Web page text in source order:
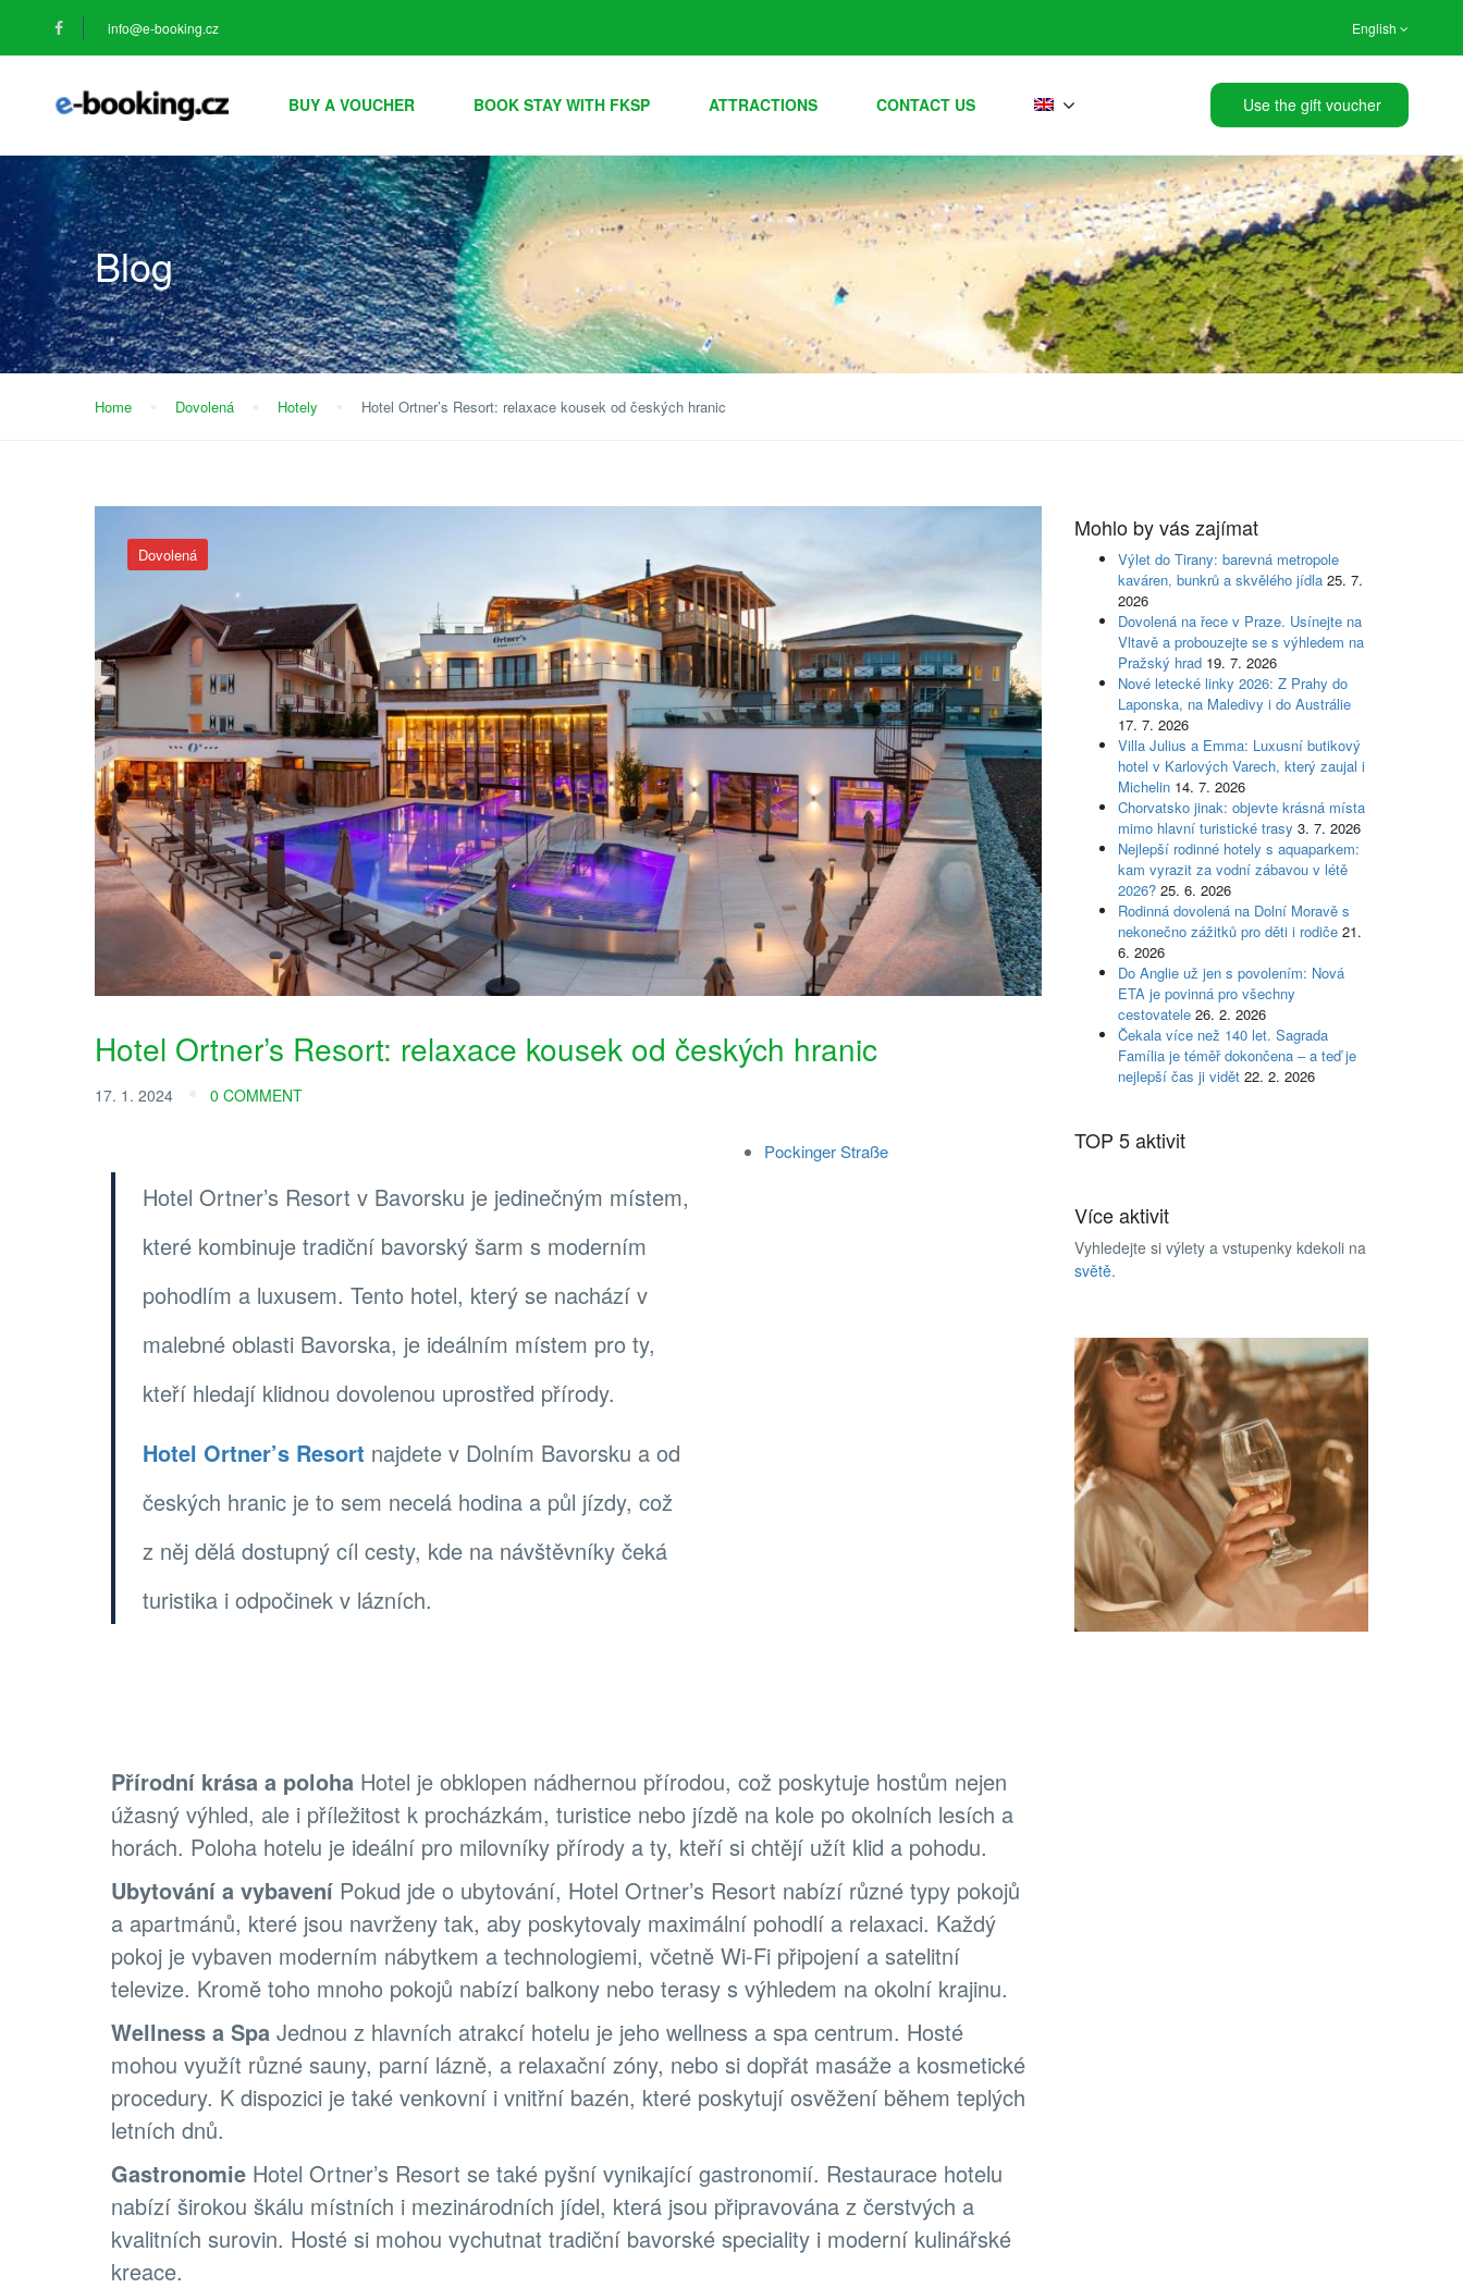
info@e-booking.cz English
BUY A VOUCHER BOOK STAY WITH FKSP ATTRACTIONS CONTACT US Use the gift voucher
Blog
Home Dovolená Hotely Hotel Ortner’s Resort: relaxace kousek od českých hranic
Dovolená
Hotel Ortner’s Resort: relaxace kousek od českých hranic
17. 1. 2024 0 COMMENT
Hotel Ortner’s Resort v Bavorsku je jedinečným místem,
které kombinuje tradiční bavorský šarm s moderním
pohodlím a luxusem. Tento hotel, který se nachází v
malebné oblasti Bavorska, je ideálním místem pro ty,
kteří hledají klidnou dovolenou uprostřed přírody.
Hotel Ortner’s Resort najdete v Dolním Bavorsku a od
českých hranic je to sem necelá hodina a půl jízdy, což
z něj dělá dostupný cíl cesty, kde na návštěvníky čeká
turistika i odpočinek v lázních.
Pockinger Straße
Přírodní krása a poloha Hotel je obklopen nádhernou přírodou, což poskytuje hostům nejen
úžasný výhled, ale i příležitost k procházkám, turistice nebo jízdě na kole po okolních lesích a
horách. Poloha hotelu je ideální pro milovníky přírody a ty, kteří si chtějí užít klid a pohodu.
Ubytování a vybavení Pokud jde o ubytování, Hotel Ortner’s Resort nabízí různé typy pokojů
a apartmánů, které jsou navrženy tak, aby poskytovaly maximální pohodlí a relaxaci. Každý
pokoj je vybaven moderním nábytkem a technologiemi, včetně Wi-Fi připojení a satelitní
televize. Kromě toho mnoho pokojů nabízí balkony nebo terasy s výhledem na okolní krajinu.
Wellness a Spa Jednou z hlavních atrakcí hotelu je jeho wellness a spa centrum. Hosté
mohou využít různé sauny, parní lázně, a relaxační zóny, nebo si dopřát masáže a kosmetické
procedury. K dispozici je také venkovní i vnitřní bazén, které poskytují osvěžení během teplých
letních dnů.
Gastronomie Hotel Ortner’s Resort se také pyšní vynikající gastronomií. Restaurace hotelu
nabízí širokou škálu místních i mezinárodních jídel, která jsou připravována z čerstvých a
kvalitních surovin. Hosté si mohou vychutnat tradiční bavorské speciality i moderní kulinářské
kreace.
Mohlo by vás zajímat
Výlet do Tirany: barevná metropole
kaváren, bunkrů a skvělého jídla 25. 7.
2026
Dovolená na řece v Praze. Usínejte na
Vltavě a probouzejte se s výhledem na
Pražský hrad 19. 7. 2026
Nové letecké linky 2026: Z Prahy do
Laponska, na Maledivy i do Austrálie
17. 7. 2026
Villa Julius a Emma: Luxusní butikový
hotel v Karlových Varech, který zaujal i
Michelin 14. 7. 2026
Chorvatsko jinak: objevte krásná místa
mimo hlavní turistické trasy 3. 7. 2026
Nejlepší rodinné hotely s aquaparkem:
kam vyrazit za vodní zábavou v létě
2026? 25. 6. 2026
Rodinná dovolená na Dolní Moravě s
nekonečno zážitků pro děti i rodiče 21.
6. 2026
Do Anglie už jen s povolením: Nová
ETA je povinná pro všechny
cestovatele 26. 2. 2026
Čekala více než 140 let. Sagrada
Família je téměř dokončena – a teď je
nejlepší čas ji vidět 22. 2. 2026
TOP 5 aktivit
Více aktivit
Vyhledejte si výlety a vstupenky kdekoli na
světě.